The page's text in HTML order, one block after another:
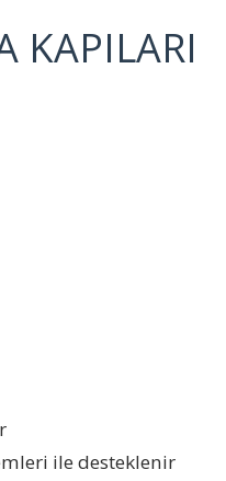
KAPILARI
ile desteklenir